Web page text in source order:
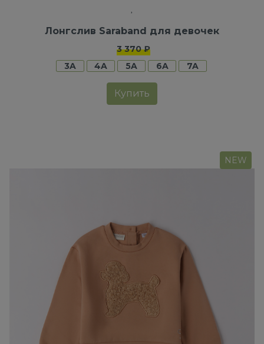
Лонгслив Saraband для девочек
3 370 ₽
3A
4A 5A 6A 7A
Купить
NEW